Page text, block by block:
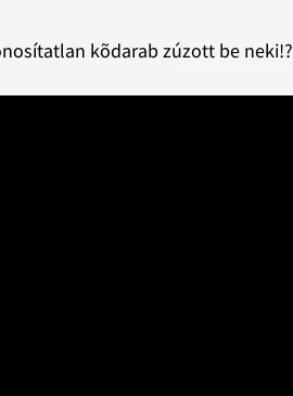
kõdarab zúzott be neki!?